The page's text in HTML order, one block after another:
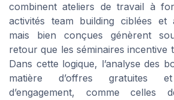
combinent ateliers de travail à
activités team building ciblées et
mais bien conçues génèrent
retour que les séminaires incentive
Dans cette logique, l’analyse des
matière d’offres gratuites
d’engagement, comme celles